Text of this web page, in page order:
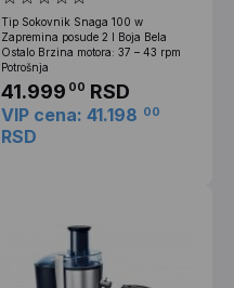
Tip Sokovnik Snaga 100 w
Zapremina posude 2 l Boja Bela
Ostalo Brzina motora: 37 – 43 rpm
Potrošnja
41.999 00 RSD
VIP cena: 41.198 00
RSD